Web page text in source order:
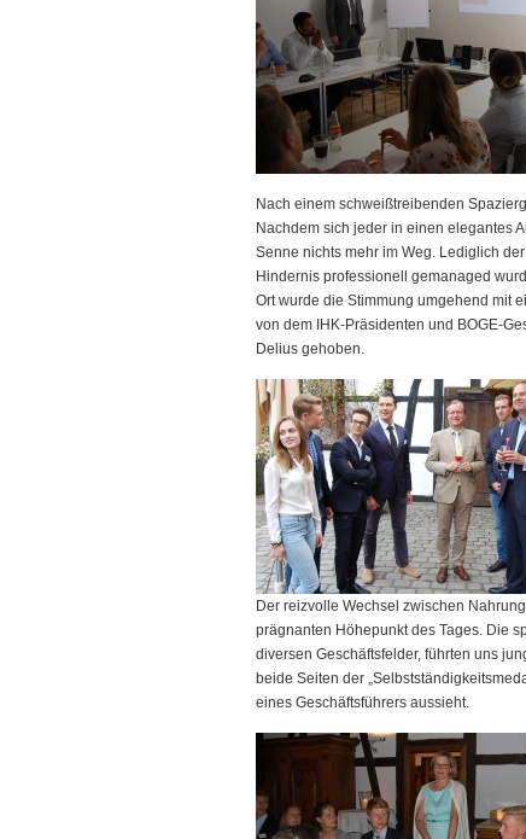
Nach einem schweißtreibenden
Nachdem sich jeder in einen elegantes
Senne nichts mehr im Weg. Lediglich
Hindernis professionell gemanaged
Ort wurde die Stimmung umgehend mit
von dem IHK-Präsidenten und BOGE-
Delius gehoben.
Der reizvolle Wechsel zwischen
prägnanten Höhepunkt des Tages. Die
diversen Geschäftsfelder, führten uns
beide Seiten der
eines Geschäftsführers aussieht.